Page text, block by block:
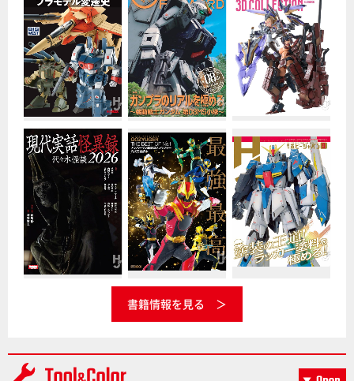
書籍情報を見る